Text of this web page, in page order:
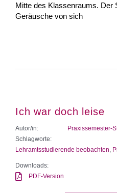
Mitte des Klassenraums. Der
Geräusche von sich
Ich war doch leise
Autor/in:
Praxissemester-
Schlagworte:
Lehramtsstudierende beobachten
Downloads:
PDF-Version